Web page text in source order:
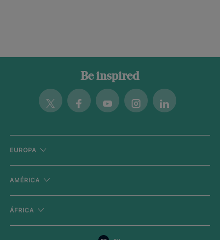
Be inspired
Twitter FacebookYoutubeInstagramLinkedin
EUROPA
AMÉRICA
ÁFRICA